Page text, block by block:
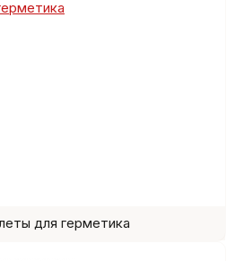
для герметика